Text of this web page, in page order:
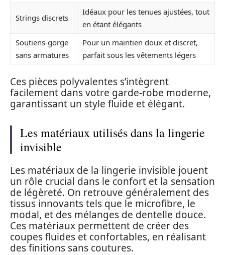
Strings discrets
Idéaux pour les tenues ajustées, tout
en étant élégants
Soutiens-gorge
sans armatures
Pour un maintien doux et discret,
parfait sous les vêtements légers
Ces pièces polyvalentes s’intègrent
facilement dans votre garde-robe moderne,
garantissant un style fluide et élégant.
Les matériaux utilisés dans la lingerie
invisible
Les matériaux de la lingerie invisible jouent
un rôle crucial dans le confort et la sensation
de légèreté. On retrouve généralement des
tissus innovants tels que le microfibre, le
modal, et des mélanges de dentelle douce.
Ces matériaux permettent de créer des
coupes fluides et confortables, en réalisant
des finitions sans coutures.